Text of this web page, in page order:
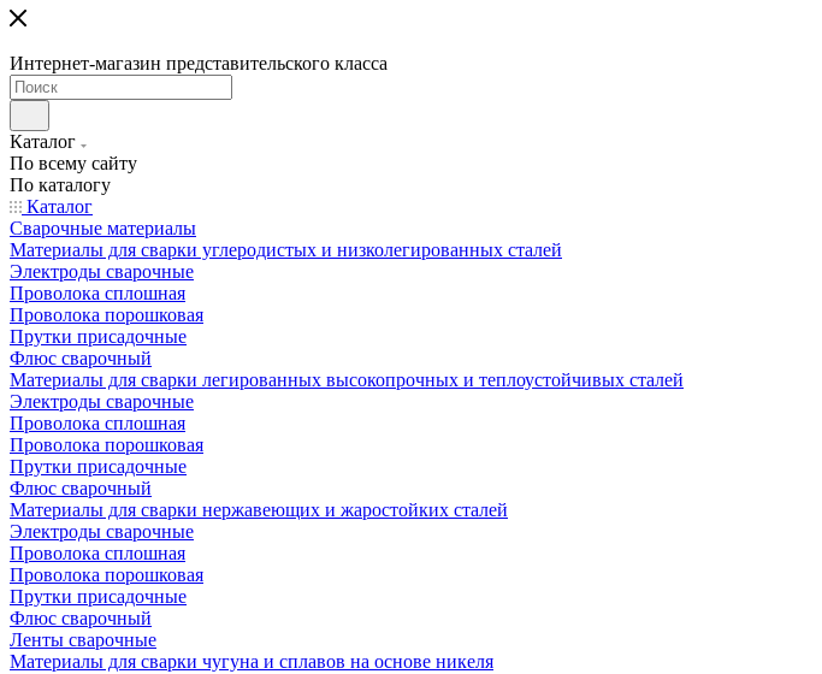
Интернет-магазин представительского класса
Каталог
По всему сайту
По каталогу
Каталог
Сварочные материалы
Материалы для сварки углеродистых и низколегированных сталей
Электроды сварочные
Проволока сплошная
Проволока порошковая
Прутки присадочные
Флюс сварочный
Материалы для сварки легированных высокопрочных и теплоустойчивых сталей
Электроды сварочные
Проволока сплошная
Проволока порошковая
Прутки присадочные
Флюс сварочный
Материалы для сварки нержавеющих и жаростойких сталей
Электроды сварочные
Проволока сплошная
Проволока порошковая
Прутки присадочные
Флюс сварочный
Ленты сварочные
Материалы для сварки чугуна и сплавов на основе никеля